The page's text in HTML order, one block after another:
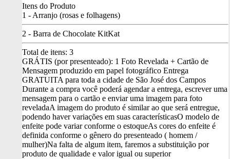
Itens do Produto
1 - Arranjo (rosas e folhagens)
2 - Barra de Chocolate KitKat
Total de itens: 3
GRÁTIS (por presenteado): 1 Foto Revelada + Cartão de
Mensagem produzido em papel fotográfico Entrega
GRATUITA para toda a cidade de São José dos Campos
Durante a compra você poderá agendar a entrega, escrever uma
mensagem para o cartão e enviar uma imagem para foto
reveladaA imagem do produto é similar ao que será entregue,
podendo haver variações em suas característicasO modelo de
enfeite pode variar conforme o estoqueAs cores do enfeite é
definida conforme o gênero do presenteado ( homem /
mulher)Na falta de algum item, faremos a substituição por
produto de qualidade e valor igual ou superior